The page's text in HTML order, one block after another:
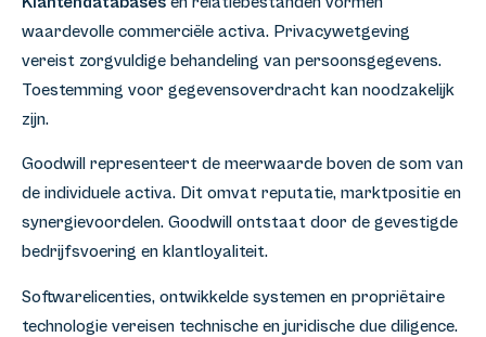
waardevolle commerciële activa. Privacywetgeving
vereist zorgvuldige behandeling van persoonsgegevens.
Toestemming voor gegevensoverdracht kan noodzakelijk
zijn.
Goodwill representeert de meerwaarde boven de som van
de individuele activa. Dit omvat reputatie, marktpositie en
synergievoordelen. Goodwill ontstaat door de gevestigde
bedrijfsvoering en klantloyaliteit.
Softwarelicenties, ontwikkelde systemen en propriëtaire
technologie vereisen technische en juridische due diligence.